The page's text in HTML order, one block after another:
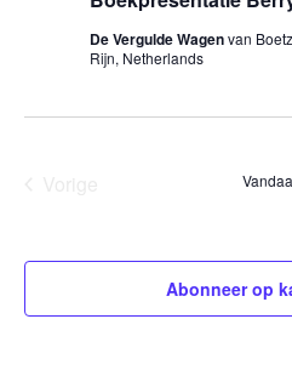
De Vergulde Wagenvan
Rijn, Netherlands
Abonneer op